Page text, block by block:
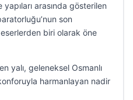
yapıları arasında gösterilen
son
biri olarak öne
yalı, geleneksel Osmanlı
harmanlayan nadir